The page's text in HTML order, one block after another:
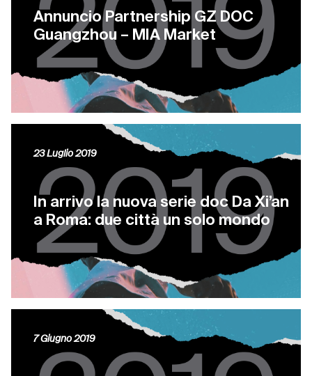
Annuncio Partnership GZ DOC
Guangzhou – MIA Market
In arrivo la nuova serie doc Da Xi’an
a Roma: due città un solo mondo
23 Luglio 2019
7 Giugno 2019